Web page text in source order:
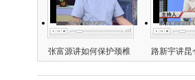
张富源讲如何保护颈椎 路新宇讲昆